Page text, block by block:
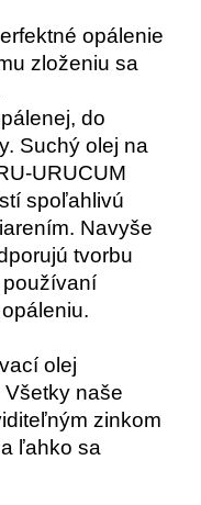
opálenie
zloženiu sa
do
Suchý olej na
-URUCUM
spoľahlivú
Navyše
tvorbu
používaní
olej
Všetky naše
zinkom
ľahko sa